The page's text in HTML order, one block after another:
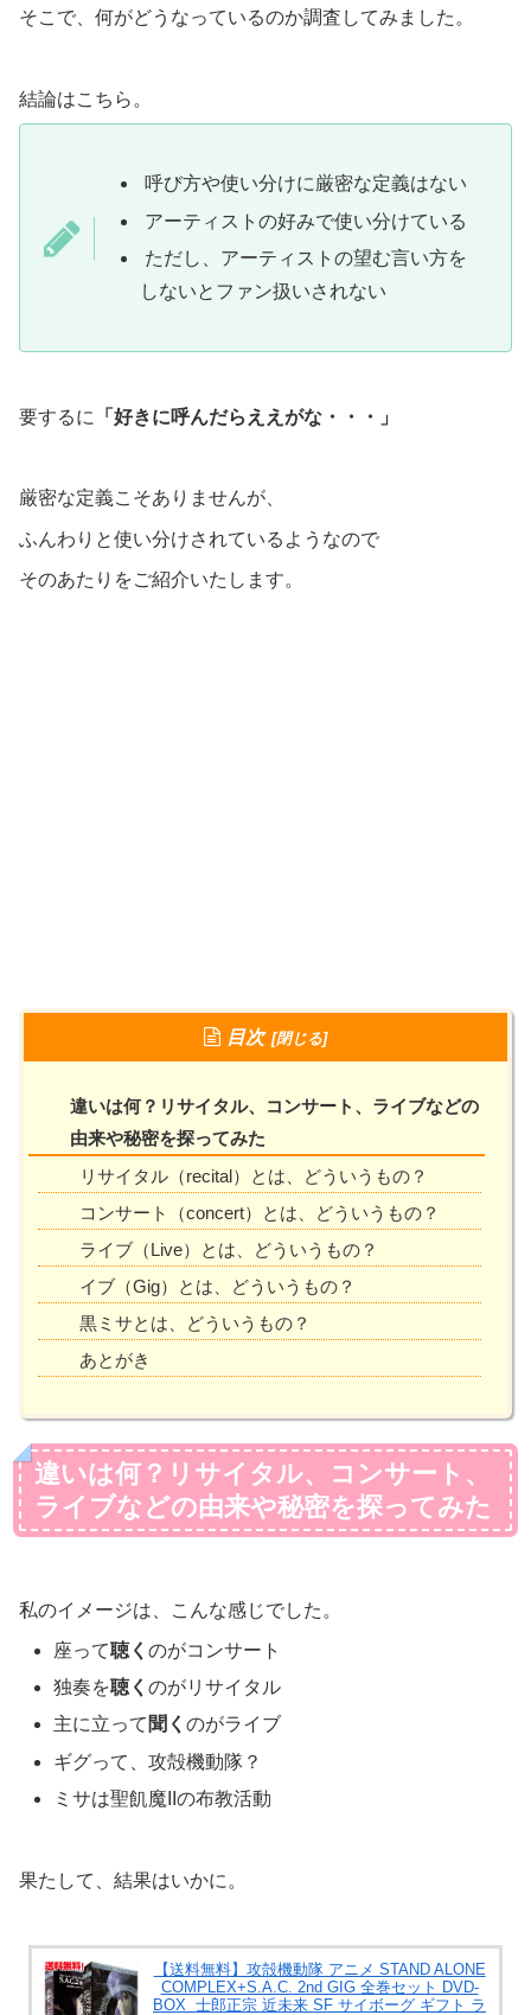
そこで、何がどうなっているのか調査してみました。
結論はこちら。
呼び方や使い分けに厳密な定義はない
アーティストの好みで使い分けている
ただし、アーティストの望む言い方を
しないとファン扱いされない
要するに 「好きに呼んだらええがな・・・」
厳密な定義こそありませんが、
ふんわりと使い分けされているようなので
そのあたりをご紹介いたします。
目次
違いは何？リサイタル、コンサート、ライブなどの
由来や秘密を探ってみた
リサイタル（recital）とは、どういうもの？
コンサート（concert）とは、どういうもの？
ライブ（Live）とは、どういうもの？
イブ（Gig）とは、どういうもの？
黒ミサとは、どういうもの？
あとがき
違いは何？リサイタル、コンサート、
ライブなどの由来や秘密を探ってみた
私のイメージは、こんな感じでした。
座って聴くのがコンサート
独奏を聴くのがリサイタル
主に立って 聞くのがライブ
ギグって、攻殻機動隊？
ミサは聖飢魔IIの布教活動
果たして、結果はいかに。
【送料無料】攻殻機動隊 アニメ STAND ALONE
COMPLEX+S.A.C. 2nd GIG 全巻セット DVD-
BOX 士郎正宗 近未来 SF サイボーグ ギフト ラ